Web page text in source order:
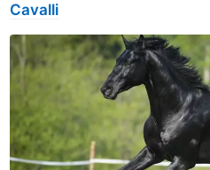
Cavalli